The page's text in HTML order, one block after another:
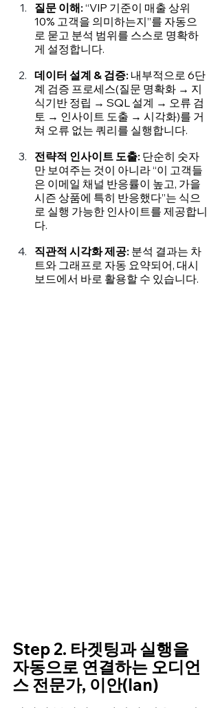
질문 이해: “VIP 기준이 매출 상위
10% 고객을 의미하는지”를 자동으
로 묻고 분석 범위를 스스로 명확하
게 설정합니다.
데이터 설계 & 검증: 내부적으로 6단
계 검증 프로세스(질문 명확화 → 지
식기반 정립 → SQL 설계 → 오류 검
토 → 인사이트 도출 → 시각화)를 거
쳐 오류 없는 쿼리를 실행합니다.
전략적 인사이트 도출: 단순히 숫자
만 보여주는 것이 아니라 “이 고객들
은 이메일 채널 반응률이 높고, 가을
시즌 상품에 특히 반응했다”는 식으
로 실행 가능한 인사이트를 제공합니
다.
직관적 시각화 제공: 분석 결과는 차
트와 그래프로 자동 요약되어, 대시
보드에서 바로 활용할 수 있습니다.
Step 2. 타겟팅과 실행을
자동으로 연결하는 오디언
스 전문가, 이안(Ian)